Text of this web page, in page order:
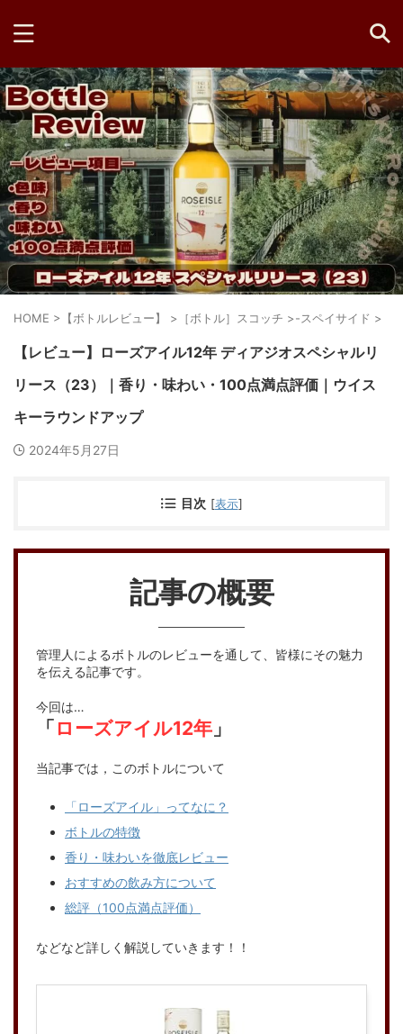
HOME > 【ボトルレビュー】 > ［ボトル］スコッチ >-スペイサイド >
【レビュー】ローズアイル12年 ディアジオスペシャルリ
リース（23）｜香り・味わい・100点満点評価｜ウイス
キーラウンドアップ
2024年5月27日
目次 [表示]
記事の概要
管理人によるボトルのレビューを通して、皆様にその魅力
を伝える記事です。
今回は…
「 ローズアイル12年 」
当記事では，このボトルについて
「ローズアイル」ってなに？
ボトルの特徴
香り・味わいを徹底レビュー
おすすめの飲み方について
総評（100点満点評価）
などなど詳しく解説していきます！！